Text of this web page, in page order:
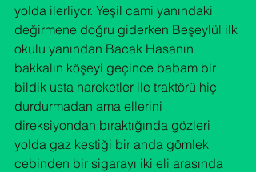
yolda ilerliyor. Yeşil cami yanındaki
değirmene doğru giderken Beşeylül ilk
okulu yanından Bacak Hasanın
bakkalın köşeyi geçince babam bir
bildik usta hareketler ile traktörü hiç
durdurmadan ama ellerini
direksiyondan bıraktığında gözleri
yolda gaz kestiği bir anda gömlek
cebinden bir sigarayı iki eli arasında